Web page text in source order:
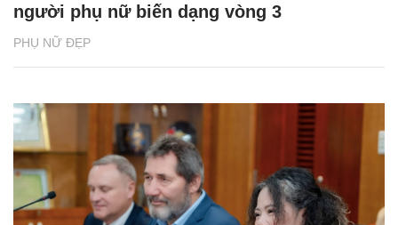
PHỤ NỮ ĐẸP
người phụ nữ biến dạng vòng 3